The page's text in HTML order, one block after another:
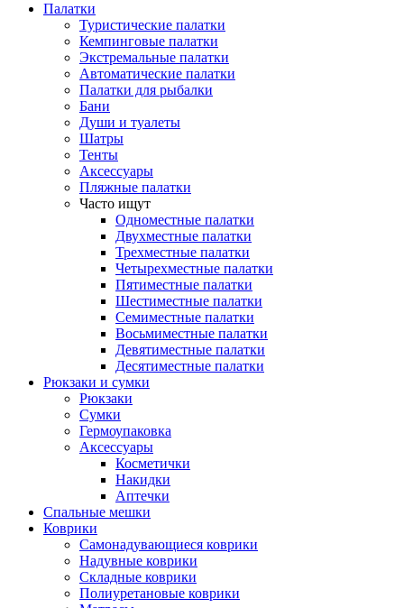
Палатки
Туристические палатки
Кемпинговые палатки
Экстремальные палатки
Автоматические палатки
Палатки для рыбалки
Бани
Души и туалеты
Шатры
Тенты
Аксессуары
Пляжные палатки
Часто ищут
Одноместные палатки
Двухместные палатки
Трехместные палатки
Четырехместные палатки
Пятиместные палатки
Шестиместные палатки
Семиместные палатки
Восьмиместные палатки
Девятиместные палатки
Десятиместные палатки
Рюкзаки и сумки
Рюкзаки
Сумки
Гермоупаковка
Аксессуары
Косметички
Накидки
Аптечки
Спальные мешки
Коврики
Самонадувающиеся коврики
Надувные коврики
Складные коврики
Полиуретановые коврики